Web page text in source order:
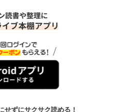
せずにサクサク読める！